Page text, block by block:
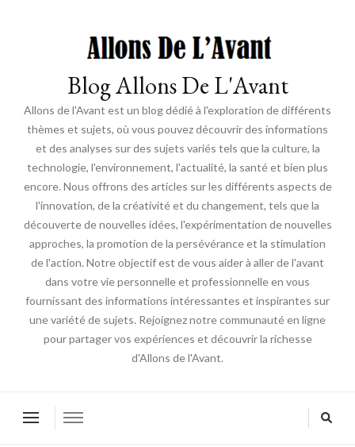
Blog Allons De L'Avant
Allons de l'Avant est un blog dédié à l'exploration de différents
thèmes et sujets, où vous pouvez découvrir des informations
et des analyses sur des sujets variés tels que la culture, la
technologie, l'environnement, l'actualité, la santé et bien plus
encore. Nous offrons des articles sur les différents aspects de
l'innovation, de la créativité et du changement, tels que la
découverte de nouvelles idées, l'expérimentation de nouvelles
approches, la promotion de la persévérance et la stimulation
de l'action. Notre objectif est de vous aider à aller de l'avant
dans votre vie personnelle et professionnelle en vous
fournissant des informations intéressantes et inspirantes sur
une variété de sujets. Rejoignez notre communauté en ligne
pour partager vos expériences et découvrir la richesse
d'Allons de l'Avant.